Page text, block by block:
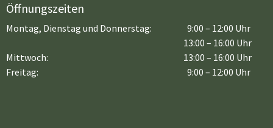
Öffnungszeiten
Montag, Dienstag und Donnerstag:
9:00 – 12:00 Uhr
13:00 – 16:00 Uhr
Mittwoch:
Freitag:
13:00 – 16:00 Uhr
9:00 – 12:00 Uhr